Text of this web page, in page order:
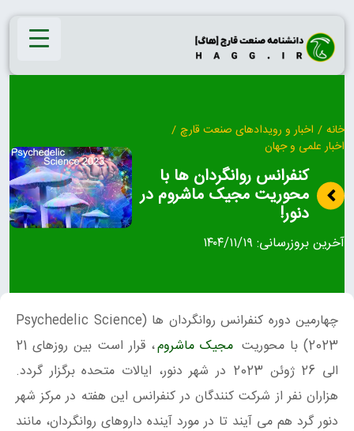
Skip
content
خانه / اخبار و رویدادهای صنعت قارچ /
اخبار علمی و جهان
کنفرانس روانگردان ها با
محوریت مجیک ماشروم در
دنور!
آخرین بروزرسانی: ۱۴۰۴/۱۱/۱۹
چهارمین دوره کنفرانس روانگردان ها (Psychedelic Science
2023) با محوریت
مجیک ماشروم
، قرار است بین روزهای 21
الی 26 ژوئن 2023 در شهر دنور، ایالات متحده برگزار گردد.
هزاران نفر از شرکت کنندگان در کنفرانس این هفته در مرکز شهر
دنور گرد هم می آیند تا در مورد آینده داروهای روانگردان، مانند